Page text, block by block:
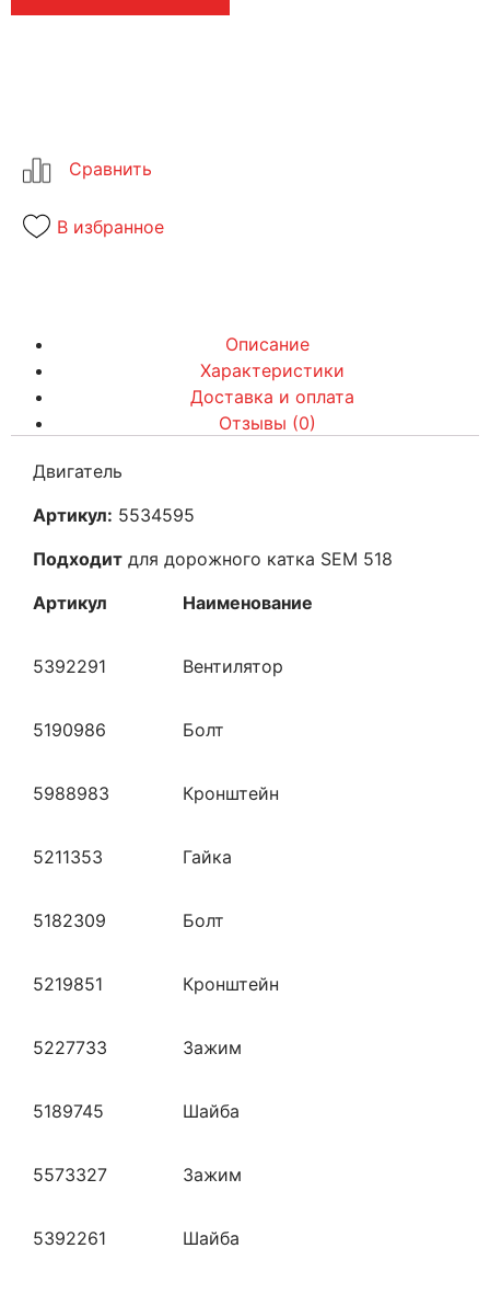
В избранное
Описание
Характеристики
Доставка и оплата
Отзывы (0)
Двигатель
Артикул: 5534595
Подходит для дорожного катка SEM 518
Артикул
Наименование
5392291 Вентилятор
5190986 Болт
5988983 Кронштейн
5211353 Гайка
5182309 Болт
5219851 Кронштейн
5227733 Зажим
5189745 Шайба
5573327 Зажим
5392261 Шайба